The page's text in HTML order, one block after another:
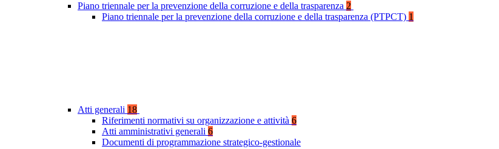
Piano triennale per la prevenzione della corruzione e della trasparenza 2
Piano triennale per la prevenzione della corruzione e della trasparenza (PTPCT) 1
Atti generali 18
Riferimenti normativi su organizzazione e attività 6
Atti amministrativi generali 6
Documenti di programmazione strategico-gestionale